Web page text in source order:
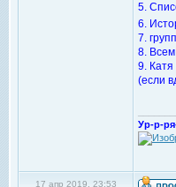
5.
6.
7.
8.
9.
(если
Ур-р-
17 апр 2019, 23:53